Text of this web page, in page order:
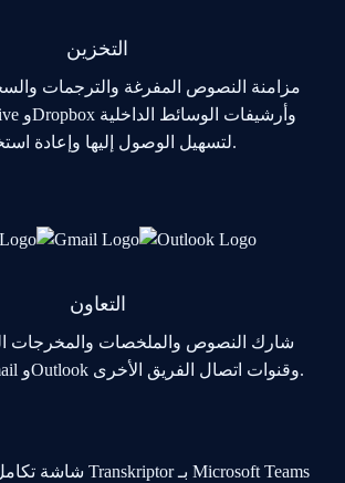
التخزين
مزامنة النصوص المفرغة والترجمات
لتسهيل الوصول إليها وإعادة استخدامها.
التعاون
شارك النصوص والملخصات والمخرجات
عبر Slack وGmail وOutlook وقنوات اتصال الفريق الأخرى.